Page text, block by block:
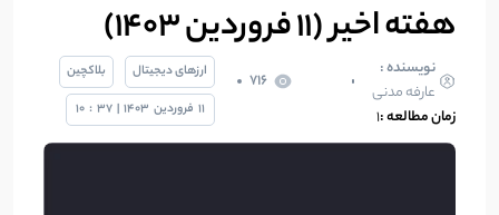
هفته اخیر (۱۱ فروردین ۱۴۰۳)
نویسنده :
عارفه مدنی
716
زمان مطالعه :۱
ارزهای دیجیتال
بلاکچین
11 فروردین 1403
|
37
:
10